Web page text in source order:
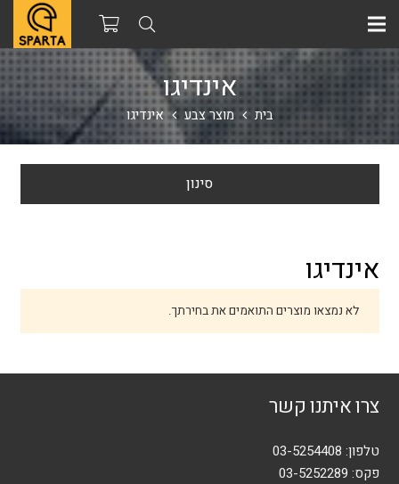
אינדיגו
בית מוצר צבע אינדיגו
אינדיגו
לא נמצאו מוצרים התואמים את בחירתך.
סינון
צרו איתנו קשר
טלפון: 03-5254408
פקס: 03-5252289